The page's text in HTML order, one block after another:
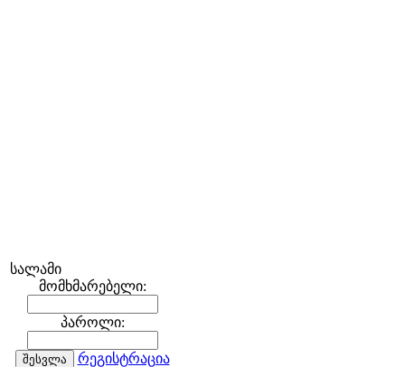
სალამი
მომხმარებელი:
პაროლი:
რეგისტრაცია